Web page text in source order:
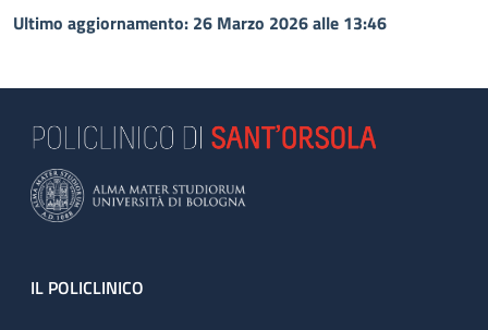
Ultimo aggiornamento: 26 Marzo 2026 alle 13:46
Footer
IL POLICLINICO